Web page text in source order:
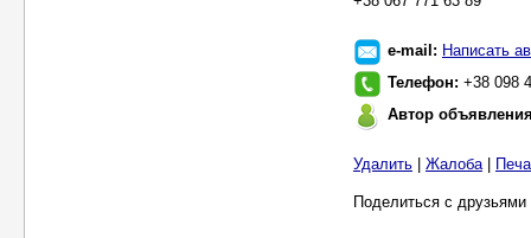
e-mail: Написать
Телефон: +38 098
Автор
Удалить Жалоба|
Поделиться с